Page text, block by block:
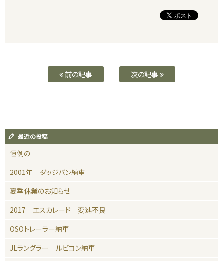
前の記事 次の記事
最近の投稿
恒例の
2001年 ダッジバン納車
夏季休業のお知らせ
2017 エスカレード 変速不良
OSOトレーラー納車
JLラングラー ルビコン納車